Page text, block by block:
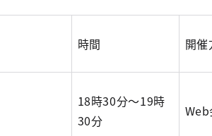
時間 開
18時30分～19時
30分